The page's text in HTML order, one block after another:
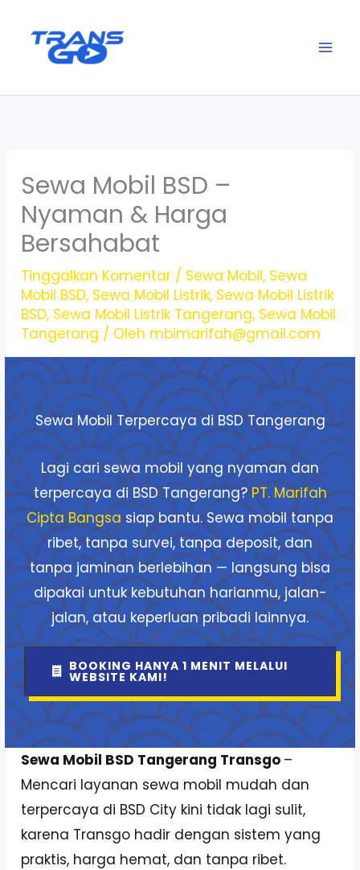
Sewa Mobil BSD –
Nyaman & Harga
Bersahabat
Tinggalkan Komentar / Sewa Mobil, Sewa
Mobil BSD, Sewa Mobil Listrik, Sewa Mobil Listrik
BSD, Sewa Mobil Listrik Tangerang, Sewa Mobil
Tangerang / Oleh mbimarifah@gmail.com
Sewa Mobil Terpercaya di BSD Tangerang
Lagi cari sewa mobil yang nyaman dan
terpercaya di BSD Tangerang?PT. Marifah
Cipta Bangsasiap bantu. Sewa mobil tanpa
ribet, tanpa survei, tanpa deposit, dan
tanpa jaminan berlebihan — langsung bisa
dipakai untuk kebutuhan harianmu, jalan-
jalan, atau keperluan pribadi lainnya.
BOOKING HANYA 1 MENIT MELALUI
WEBSITE KAMI!
Sewa Mobil BSD Tangerang Transgo –
Mencari layanan sewa mobil mudah dan
terpercaya di BSD City kini tidak lagi sulit,
karena Transgo hadir dengan sistem yang
praktis, harga hemat, dan tanpa ribet.